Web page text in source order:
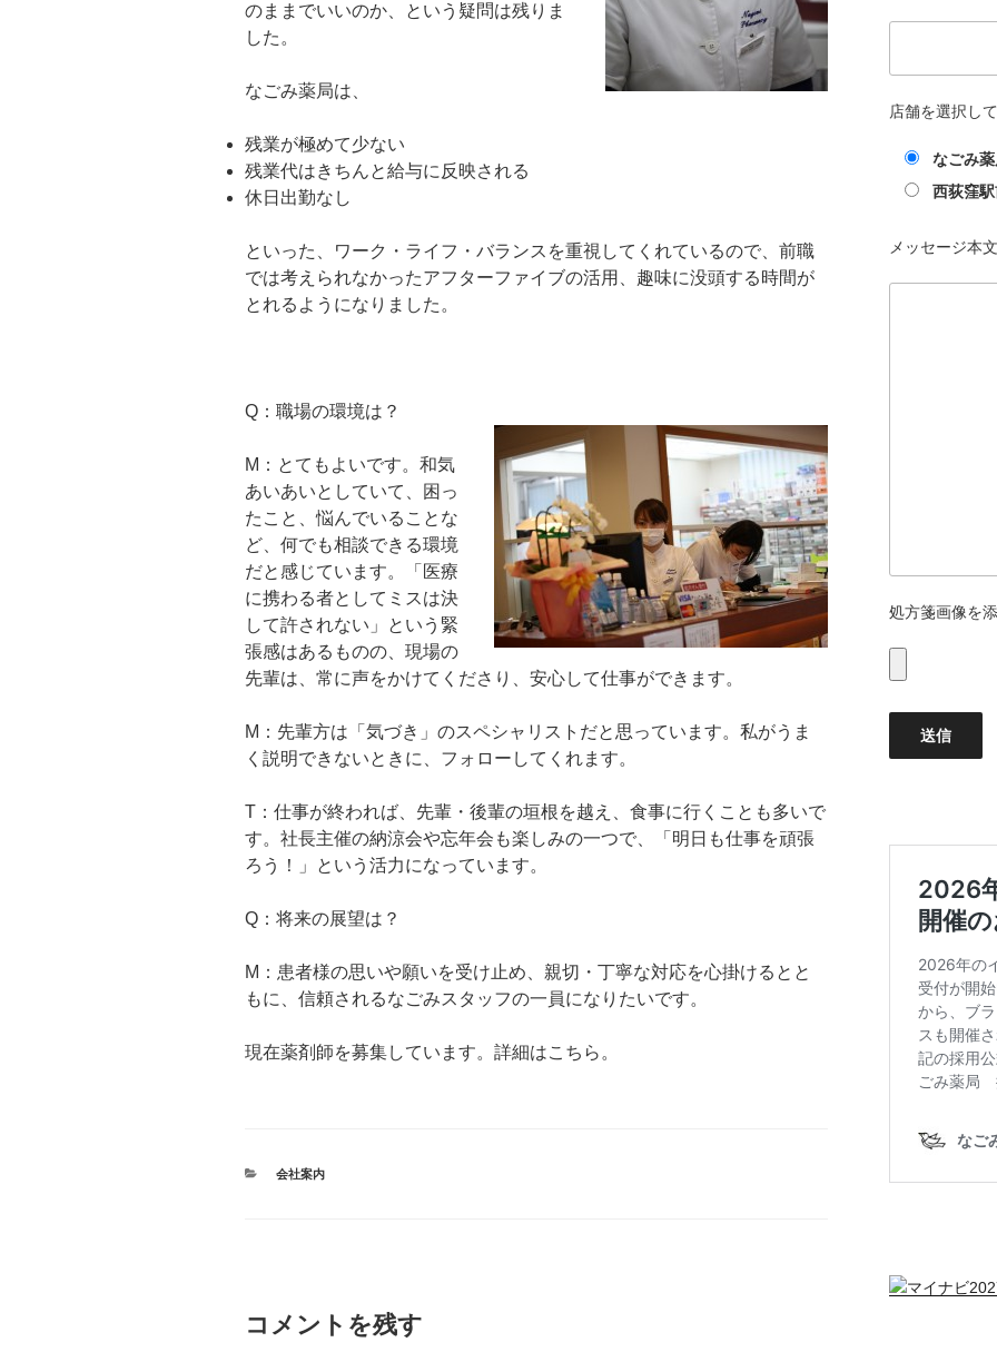
のままでいいのか、という疑問は残りま
した。
なごみ薬局は、
残業が極めて少ない
残業代はきちんと給与に反映される
休日出勤なし
といった、ワーク・ライフ・バランスを重視してくれているので、前職
では考えられなかったアフターファイブの活用、趣味に没頭する時間が
とれるようになりました。
Q：職場の環境は？
M：とてもよいです。和気
あいあいとしていて、困っ
たこと、悩んでいることな
ど、何でも相談できる環境
だと感じています。「医療
に携わる者としてミスは決
して許されない」という緊
張感はあるものの、現場の
先輩は、常に声をかけてくださり、安心して仕事ができます。
M：先輩方は「気づき」のスペシャリストだと思っています。私がうま
く説明できないときに、フォローしてくれます。
T：仕事が終われば、先輩・後輩の垣根を越え、食事に行くことも多いで
す。社長主催の納涼会や忘年会も楽しみの一つで、「明日も仕事を頑張
ろう！」という活力になっています。
Q：将来の展望は？
M：患者様の思いや願いを受け止め、親切・丁寧な対応を心掛けるとと
もに、信頼されるなごみスタッフの一員になりたいです。
現在薬剤師を募集しています。詳細はこちら。
カ
会社案内
コメントを残す
店舗を選択し
なごみ
西荻窪
メッセージ本文
処方箋画像を添